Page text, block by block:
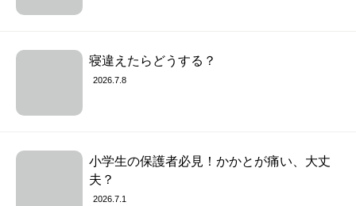
寝違えたらどうする？
2026.7.8
小学生の保護者必見！かかとが痛い、大丈
夫？
2026.7.1